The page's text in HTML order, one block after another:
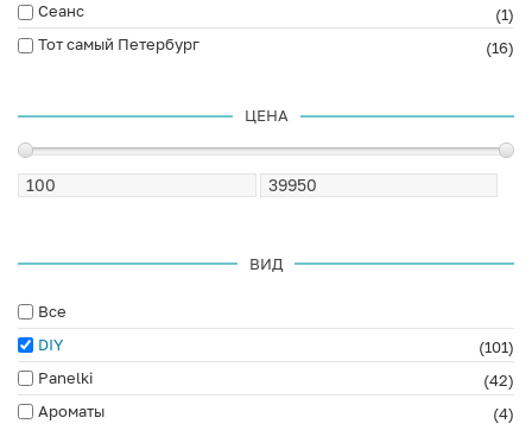
Сеанс
(1)
Тот самый Петербург
(16)
ЦЕНА
ВИД
Все
DIY
(101)
Panelki
(42)
Ароматы
(4)